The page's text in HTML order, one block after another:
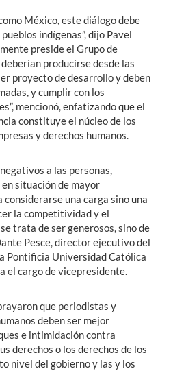
México, este diálogo debe
indígenas”, dijo Pavel
preside el Grupo de
producirse desde las
proyecto de desarrollo y deben
y cumplir con los
mencionó, enfatizando que el
constituye el núcleo de los
y derechos humanos.
a las personas,
situación de mayor
una carga sino una
la competitividad y el
trata de ser generosos, sino de
Pesce, director ejecutivo del
Pontificia Universidad Católica
el cargo de vicepresidente.
que periodistas y
deben ser mejor
e intimidación contra
derechos o los derechos de los
nivel del gobierno y las y los